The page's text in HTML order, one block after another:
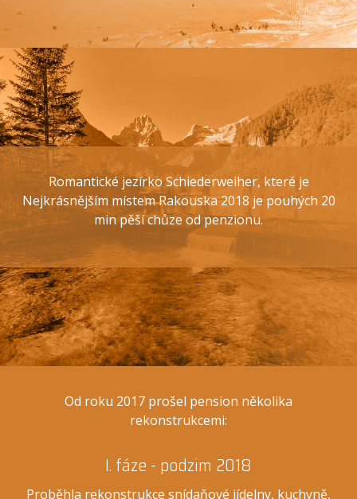
Romantické jezírko Schiederweiher, které je
Nejkrásnějším místem Rakouska 2018 je pouhých 20
min pěší chůze od penzionu.
Od roku 2017 prošel pension několika
rekonstrukcemi:
I. fáze - podzim 2018
Proběhla rekonstrukce snídaňové jídelny, kuchyně,